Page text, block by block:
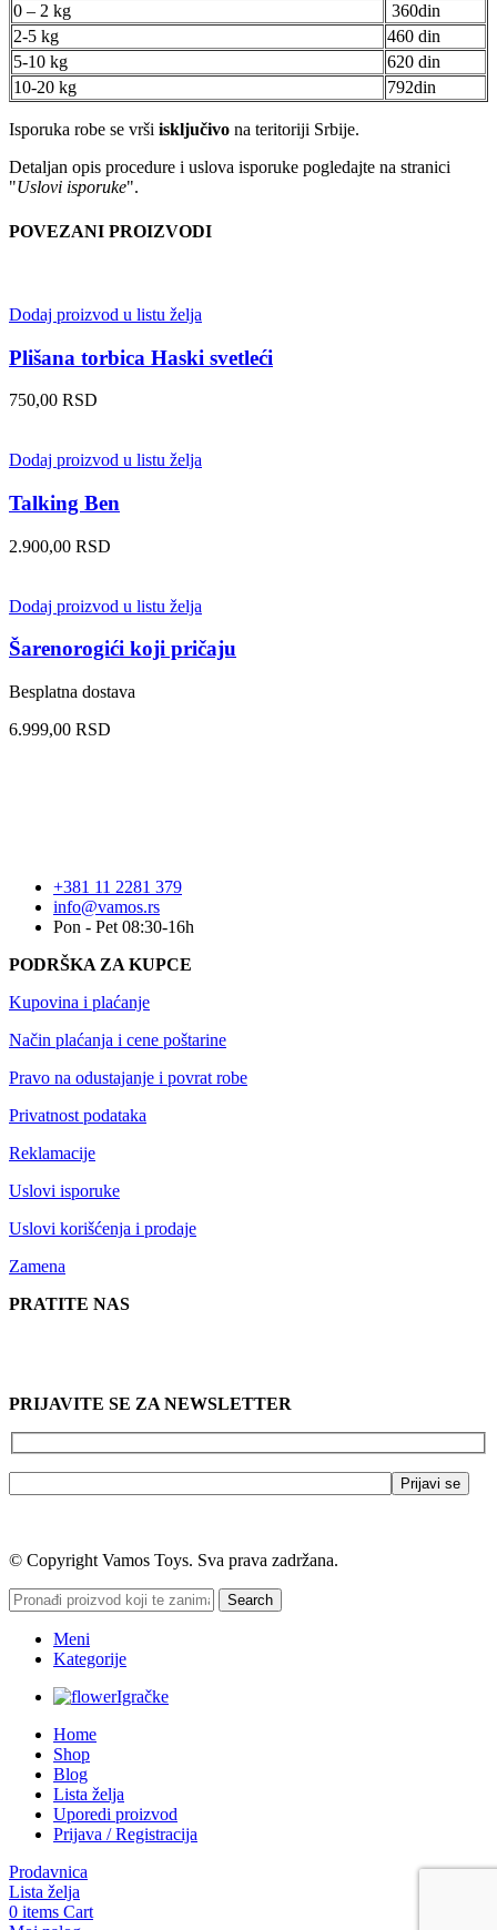
0 – 2 kg
360din
2-5 kg
460 din
5-10 kg
620 din
10-20 kg
792din
Isporuka robe se vrši isključivo na teritoriji Srbije.
Detaljan opis procedure i uslova isporuke pogledajte na stranici
"Uslovi isporuke".
POVEZANI PROIZVODI
Dodaj proizvod u listu želja
Plišana torbica Haski svetleći
750,00 RSD
Dodaj proizvod u listu želja
Talking Ben
2.900,00 RSD
Dodaj proizvod u listu želja
Šarenorogići koji pričaju
Besplatna dostava
6.999,00 RSD
+381 11 2281 379
info@vamos.rs
Pon - Pet 08:30-16h
PODRŠKA ZA KUPCE
Kupovina i plaćanje
Način plaćanja i cene poštarine
Pravo na odustajanje i povrat robe
Privatnost podataka
Reklamacije
Uslovi isporuke
Uslovi korišćenja i prodaje
Zamena
PRATITE NAS
PRIJAVITE SE ZA NEWSLETTER
© Copyright Vamos Toys. Sva prava zadržana.
Search
Meni
Kategorije
Igračke
Home
Shop
Blog
Lista želja
Uporedi proizvod
Prijava / Registracija
Prodavnica
Lista želja
0 items Cart